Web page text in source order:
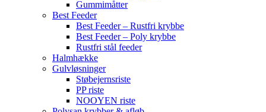
Gummimåtter
Best Feeder
Best Feeder – Rustfri krybbe
Best Feeder – Poly krybbe
Rustfri stål feeder
Halmhække
Gulvløsninger
Støbejernsriste
PP riste
NOOYEN riste